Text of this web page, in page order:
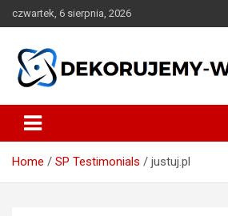
to
czwartek, 6 sierpnia, 2026
dekorujemy-
Home SP Testimonials justuj.pl